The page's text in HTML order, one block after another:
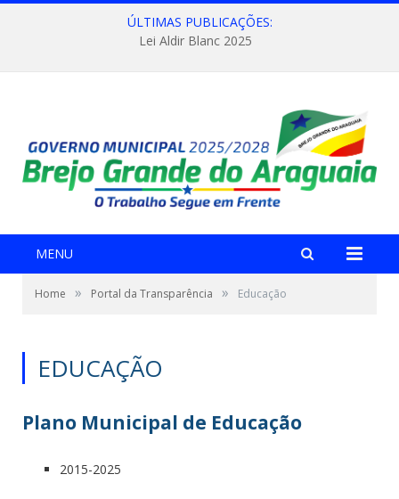
ÚLTIMAS PUBLICAÇÕES:
Lei Aldir Blanc 2025
MENU
Home » Portal da Transparência » Educação
EDUCAÇÃO
Plano Municipal de Educação
2015-2025